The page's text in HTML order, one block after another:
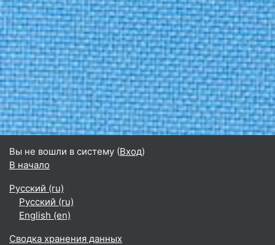
Вы не вошли в систему (Вход)
В начало
Русский ‎(ru)‎
Русский ‎(ru)‎
English ‎(en)‎
Сводка хранения данных